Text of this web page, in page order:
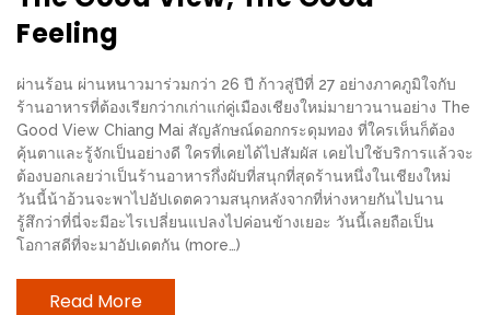
MY
ACCOUNT
NEW
FACEBOOK
TIMELINE
POLICY
Feeling
ผ่านร้อน ผ่านหนาวมาร่วมกว่า 26 ปี ก้าวสู่ปีที่ 27 อย่างภาคภูมิใจกับ
ร้านอาหารที่ต้องเรียกว่ากเก่าแก่คู่เมืองเชียงใหม่มายาวนานอย่าง The
Good View Chiang Mai สัญลักษณ์ดอกกระดุมทอง ที่ใครเห็นก็ต้อง
คุ้นตาและรู้จักเป็นอย่างดี ใครที่เคยได้ไปสัมผัส เคยไปใช้บริการแล้วจะ
ต้องบอกเลยว่าเป็นร้านอาหารกึ่งผับที่สนุกที่สุดร้านหนึ่งในเชียงใหม่
วันนี้น้าอ้วนจะพาไปอัปเดตความสนุกหลังจากที่ห่างหายกันไปนาน
รู้สึกว่าที่นี่จะมีอะไรเปลี่ยนแปลงไปค่อนข้างเยอะ วันนี้เลยถือเป็น
โอกาสดีที่จะมาอัปเดตกัน (more…)
Read More